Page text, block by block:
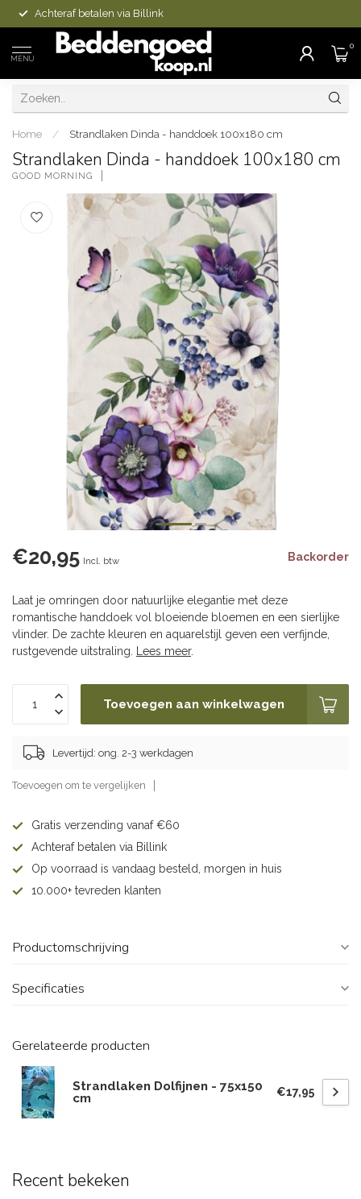
Achteraf betalen via Billink
MENU
0
Home / Strandlaken Dinda - handdoek 100x180 cm
Strandlaken Dinda - handdoek 100x180 cm
GOOD MORNING
€20,95 Incl. btw Backorder
Laat je omringen door natuurlijke elegantie met deze
romantische handdoek vol bloeiende bloemen en een sierlijke
vlinder. De zachte kleuren en aquarelstijl geven een verfijnde,
rustgevende uitstraling.
Lees meer.
Toevoegen aan winkelwagen
Levertijd: ong. 2-3 werkdagen
Toevoegen om te vergelijken
Gratis verzending vanaf €60
Achteraf betalen via Billink
Op voorraad is vandaag besteld, morgen in huis
10.000+ tevreden klanten
Productomschrijving
Specificaties
Gerelateerde producten
Strandlaken Dolfijnen - 75x150
cm
€17,95
Recent bekeken